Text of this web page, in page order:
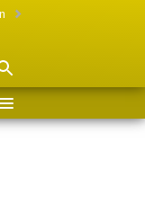
Las chicas Gilmore